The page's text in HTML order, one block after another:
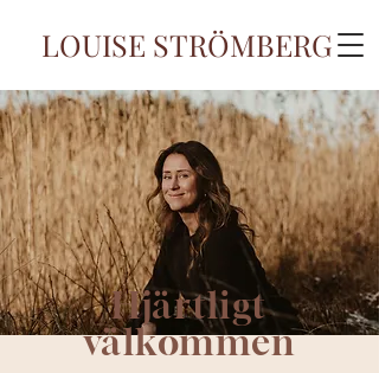
LOUISE STRÖMBERG
Hjärtligt
välkommen